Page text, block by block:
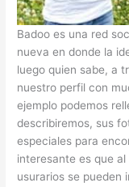
Badoo es una red
nueva en donde la
luego quien sabe, a
nuestro perfil con
ejemplo podemos
describiremos, sus
especiales para
interesante es que
usurarios se pueden